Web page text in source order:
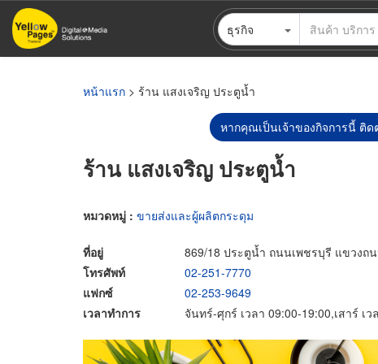
ข้าม
ไป
ธุรกิจ
หน้าแรก > ร้าน แสงเจริญ ประตูน้ำ
หากคุณเป็นเจ้าของกิจการนี้ ติ
ร้าน แสงเจริญ ประตูน้ำ
หมวดหมู่ : ขายส่งและผู้ผลิตกระดุม
ที่อยู่
869/18 ประตูน้ำ ถนนเพชรบุรี แขวงถ
โทรศัพท์
02-251-7770
แฟกซ์
02-253-9649
เวลาทำการ
จันทร์-ศุกร์ เวลา 09:00-19:00,เสาร์ เว